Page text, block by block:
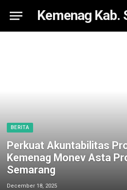
Kemenag Kab.
BERITA
Perkuat Akuntabilitas
Kemenag Monev Asta
Semarang
December 18, 2025